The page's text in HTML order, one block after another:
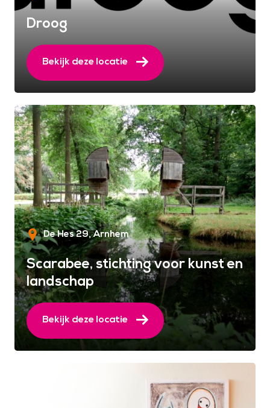
Droog
Bekijk deze locatie
De Hes 29 Arnhem
Scarabee, stichting voor kunst en
landschap
Bekijk deze locatie